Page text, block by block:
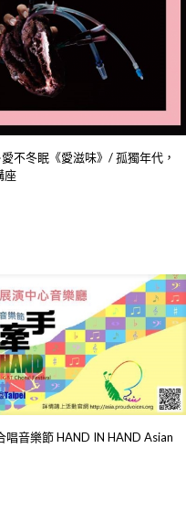
不冬眠《愛滋味》/ 孤獨年代，
座
音樂節 HAND IN HAND Asian